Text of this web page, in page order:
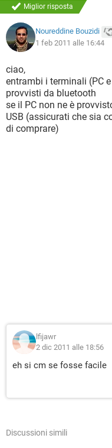
Miglior risposta
Noureddine Bouzidi
1 feb 2011 alle 16:44
ciao,
entrambi i terminali (PC
provvisti da bluetooth
se il PC non ne è
USB (assicurati che sia
di comprare)
lfijawr
2 dic 2011 alle 18:56
eh si cm se fosse facile
Discussioni simili